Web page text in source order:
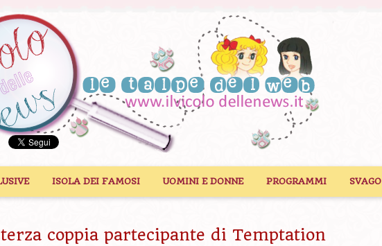
ISOLA DEI FAMOSI UOMINI E DONNE PROGRAMMI SVAGO
coppia partecipante di Temptation